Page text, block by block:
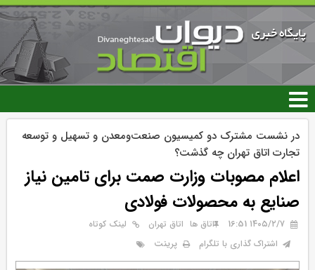
رفتن
محتوای
اصلی
در نشست مشترک دو کمیسیون صنعت‌و‌معدن و تسهیل و توسعه
تجارت اتاق تهران چه گذشت؟
اعلام مصوبات وزارت صمت برای تامین نیاز
صنایع به محصولات فولادی
۱۴۰۵/۲/۷ 16:51 اتاق ها اتاق تهران
لینک کوتاه
اشتراک گذاری با تلگرام
پرینت